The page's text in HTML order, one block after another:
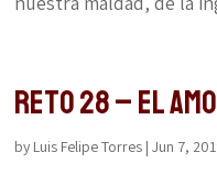
Reto 28 – El
by Luis Felipe Torres |Jun 7,